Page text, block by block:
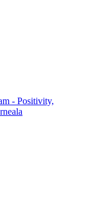
- Positivity,